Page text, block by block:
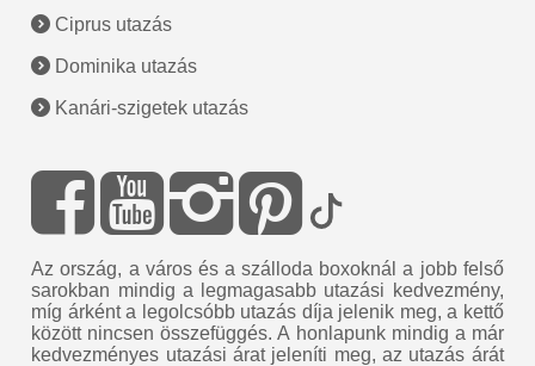
Ciprus utazás
Dominika utazás
Kanári-szigetek utazás
Az ország, a város és a szálloda boxoknál a jobb felső
sarokban mindig a legmagasabb utazási kedvezmény,
míg árként a legolcsóbb utazás díja jelenik meg, a kettő
között nincsen összefüggés. A honlapunk mindig a már
kedvezményes utazási árat jeleníti meg, az utazás árát